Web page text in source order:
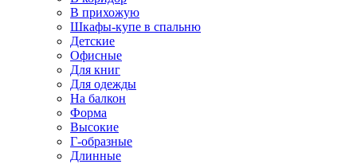
В прихожую
Шкафы-купе в спальню
Детские
Офисные
Для книг
Для одежды
На балкон
Форма
Высокие
Г-образные
Длинные